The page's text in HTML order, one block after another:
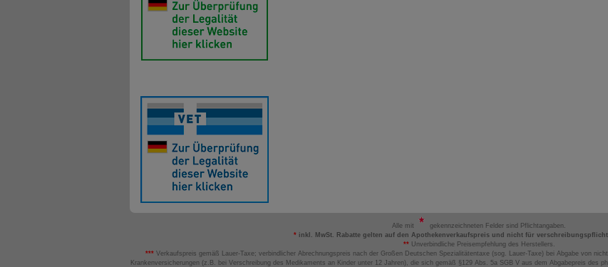
Alle mit
gekennzeichneten Felder sind Pflichtangaben.
* inkl. MwSt. Rabatte gelten auf den Apothekenverkaufspreis und nicht für
**Unverbindliche Preisempfehlung des Herstellers.
*** Verkaufspreis gemäß Lauer-Taxe; verbindlicher Abrechnungspreis nach der Großen Deutschen Spezialitätentaxe (sog. Lauer-Taxe) bei Abgabe von
Krankenversicherungen (z.B. bei Verschreibung des Medikaments an Kinder unter 12 Jahren), die sich gemäß §129 Abs. 5a SGB V aus dem Abgabepreis des